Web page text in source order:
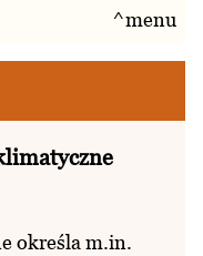
^menu
określa m.in.